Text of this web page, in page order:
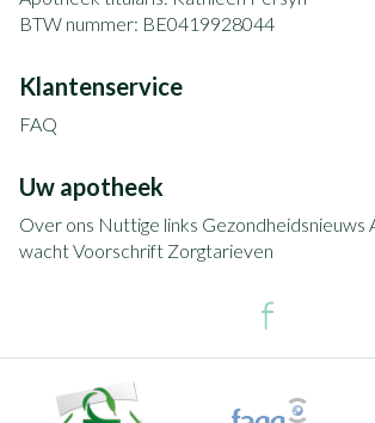
BTW nummer: BE0419928044
Klantenservice
FAQ
Uw apotheek
Over ons Nuttige links Gezondheidsnieuws
wachtVoorschrift Zorgtarieven